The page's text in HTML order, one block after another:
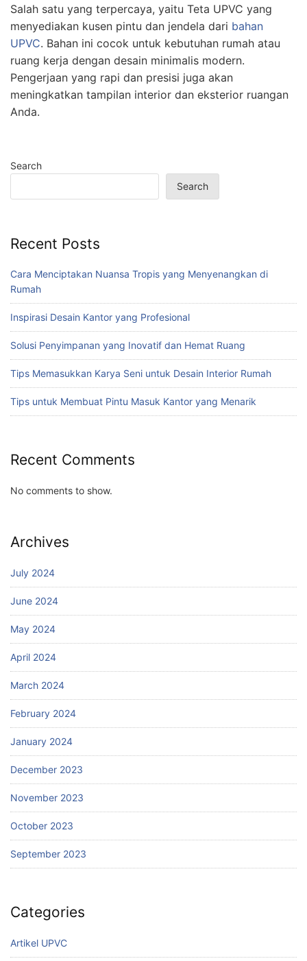
Salah satu yang terpercaya, yaitu Teta UPVC yang
menyediakan kusen pintu dan jendela dari bahan
UPVC. Bahan ini cocok untuk kebutuhan rumah atau
ruang kerja dengan desain minimalis modern.
Pengerjaan yang rapi dan presisi juga akan
meningkatkan tampilan interior dan eksterior ruangan
Anda.
Search
Search
Recent Posts
Cara Menciptakan Nuansa Tropis yang Menyenangkan di
Rumah
Inspirasi Desain Kantor yang Profesional
Solusi Penyimpanan yang Inovatif dan Hemat Ruang
Tips Memasukkan Karya Seni untuk Desain Interior Rumah
Tips untuk Membuat Pintu Masuk Kantor yang Menarik
Recent Comments
No comments to show.
Archives
July 2024
June 2024
May 2024
April 2024
March 2024
February 2024
January 2024
December 2023
November 2023
October 2023
September 2023
Categories
Artikel UPVC